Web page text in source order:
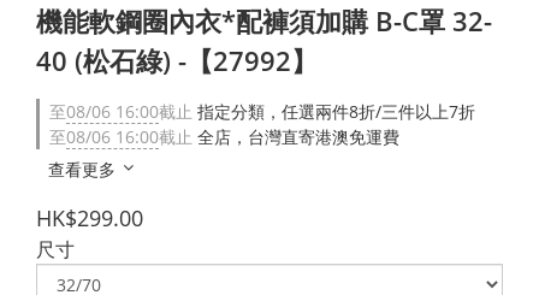
機能軟鋼圈內衣*配褲須加購 B-C罩 32-
40 (松石綠) -【27992】
至08/06 16:00截止 指定分類，任選兩件8折/三件以上7折
至08/06 16:00截止 全店，台灣直寄港澳免運費
查看更多
HK$299.00
尺寸